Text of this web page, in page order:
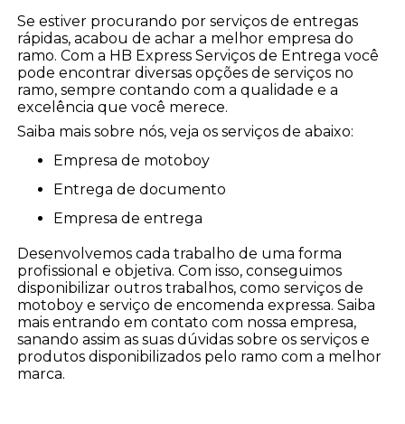
Se estiver procurando por serviços de entregas
rápidas, acabou de achar a melhor empresa do
ramo. Com a HB Express Serviços de Entrega você
pode encontrar diversas opções de serviços no
ramo, sempre contando com a qualidade e a
excelência que você merece.
Saiba mais sobre nós, veja os serviços de abaixo:
empresa de motoboy
entrega de documento
empresa de entrega
Desenvolvemos cada trabalho de uma forma
profissional e objetiva. Com isso, conseguimos
disponibilizar outros trabalhos, como serviços de
motoboy e serviço de encomenda expressa. Saiba
mais entrando em contato com nossa empresa,
sanando assim as suas dúvidas sobre os serviços e
produtos disponibilizados pelo ramo com a melhor
marca.